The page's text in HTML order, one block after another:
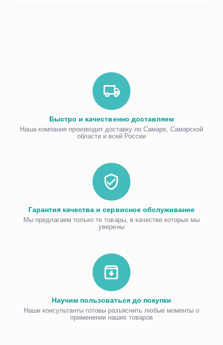
Быстро и качественно доставляем
Наша компания производит доставку по Самаре, Самарской
области и всей России
Гарантия качества и сервисное обслуживание
Мы предлагаем только те товары, в качестве которых мы
уверены
Научим пользоваться до покупки
Наши консультанты готовы разъяснить любые моменты о
применении наших товаров